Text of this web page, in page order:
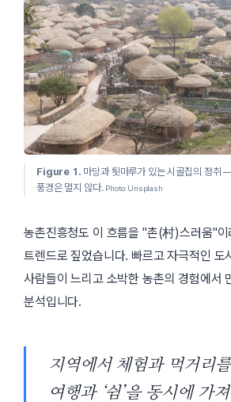
Figure 1. 마당과 툇마루가 있는 시골집의 정취
풍경은 멀지 않다. Photo: Unsplash
농촌진흥청도 이 흐름을 촌(村)스러움
트렌드로 짚었습니다. 빠르고 자극적인 도
사람들이 느리고 소박한 농촌의 경험에서
분석입니다.
지역에서 체험과 먹거리
여행과 ‘쉼’을 동시에 가